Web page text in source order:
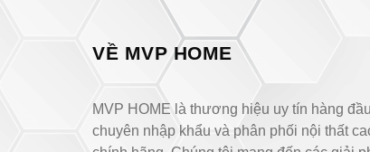
VỀ MVP HOME
MVP HOME là thương hiệu uy tín hàng đầu
chuyên nhập khẩu và phân phối nội thất